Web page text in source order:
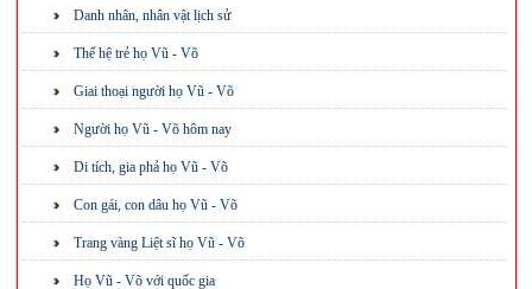
Danh nhân, nhân vật lịch sử
Thế hệ trẻ họ Vũ - Võ
Giai thoại người họ Vũ - Võ
Người họ Vũ - Võ hôm nay
Di tích, gia phả họ Vũ - Võ
Con gái, con dâu họ Vũ - Võ
Trang vàng Liệt sĩ họ Vũ - Võ
Họ Vũ - Võ với quốc gia